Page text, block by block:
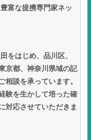
富な提携専門家ネッ
をはじめ、品川区、
京都、神奈川県域の記
相談を承っています。
験を生かして培った確
対応させていただきま